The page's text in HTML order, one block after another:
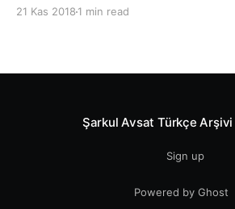
21 Kas 2018 1 min read
Şarkul Avsat Türkçe Arşivi
Sign up
Powered by Ghost